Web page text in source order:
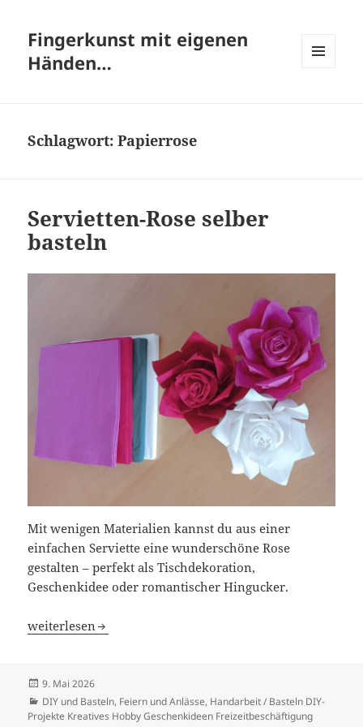
Fingerkunst mit eigenen
Händen…
Schlagwort:Papierrose
Servietten-Rose selber
basteln
Mit wenigen Materialien kannst du aus einer
einfachen Serviette eine wunderschöne Rose
gestalten – perfekt als Tischdekoration,
Geschenkidee oder romantischer Hingucker.
Servietten-Rose selber basteln
weiterlesen
Veröffentlicht
am
9. Mai 2026
Kategorien
DIY und Basteln, Feiern und Anlässe, Handarbeit / Basteln DIY-
Projekte Kreatives Hobby Geschenkideen Freizeitbeschäftigung